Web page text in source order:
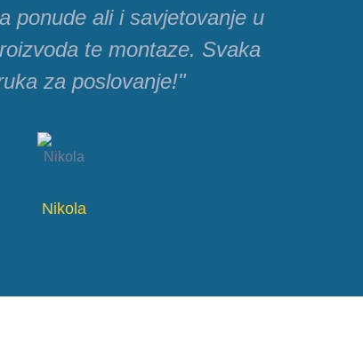
ponude ali i savjetovanje u
te montaze. Svaka
za poslovanje!"
Nikola